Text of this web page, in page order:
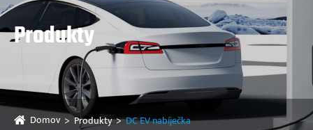
Produkty
Domov Produkty DC EV nabíječka